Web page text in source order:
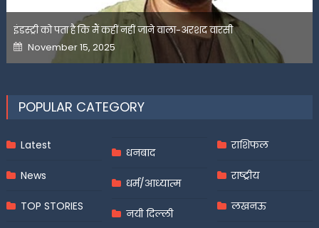
इंडस्ट्री को पता है कि मैं कहीं नहीं जाने वाला-अरशद वारसी
Posted
on
November 15, 2025
POPULAR CATEGORY
Latest
News
TOP STORIES
धनबाद
धर्म/आध्यात्म
नयी दिल्ली
राशिफल
राष्ट्रीय
लखनऊ